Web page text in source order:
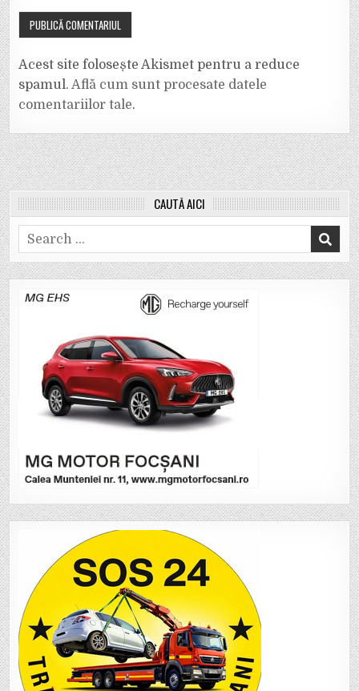
Acest site folosește Akismet pentru a reduce
spamul.Află cum sunt procesate datele
comentariilor tale.
CAUTĂ AICI
Search
for: